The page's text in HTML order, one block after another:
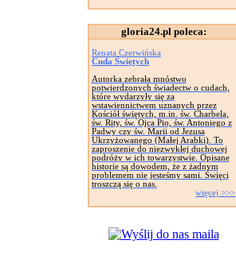
gloria24.pl poleca:
Renata Czerwińska
Cuda Świętych
Autorka zebrała mnóstwo
potwierdzonych świadectw o cudach,
które wydarzyły się za
wstawiennictwem uznanych przez
Kościół świętych, m.in. św. Charbela,
św. Rity, św. Ojca Pio, św. Antoniego z
Padwy czy św. Marii od Jezusa
Ukrzyżowanego (Małej Arabki). To
zaproszenie do niezwykłej duchowej
podróży w ich towarzystwie. Opisane
historie są dowodem, że z żadnym
problemem nie jesteśmy sami. Święci
troszczą się o nas.
więcej >>>